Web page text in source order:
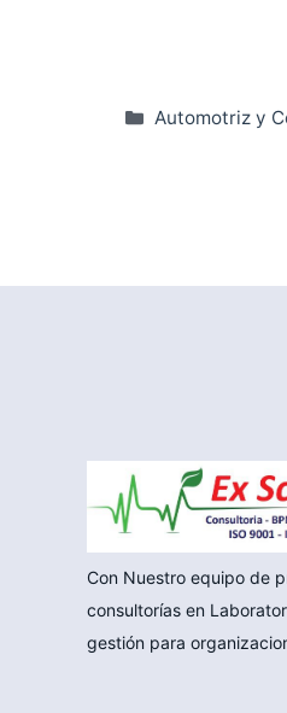
Categorías
Automotriz y
Con Nuestro equipo de
consultorías en
gestión para